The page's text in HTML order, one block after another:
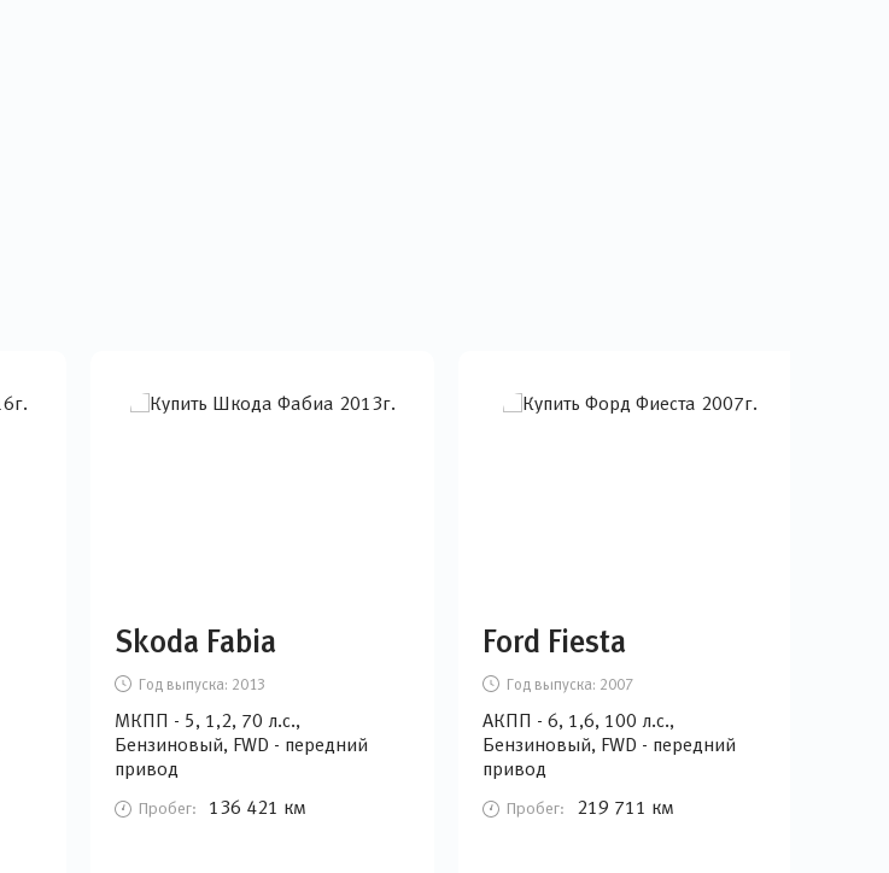
Skoda Fabia
Год выпуска: 2013
МКПП - 5, 1,2, 70 л.с.,
Бензиновый, FWD - передний
привод
Пробег: 136 421 км
Ford Fiesta
Год выпуска: 2007
АКПП - 6, 1,6, 100 л.с.,
Бензиновый, FWD - передний
привод
Пробег: 219 711 км